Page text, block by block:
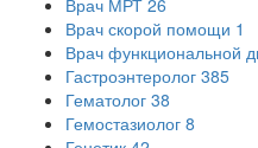
Врач МРТ 26
Врач скорой помощи 1
Врач функциональной
Гастроэнтеролог 385
Гематолог 38
Гемостазиолог 8